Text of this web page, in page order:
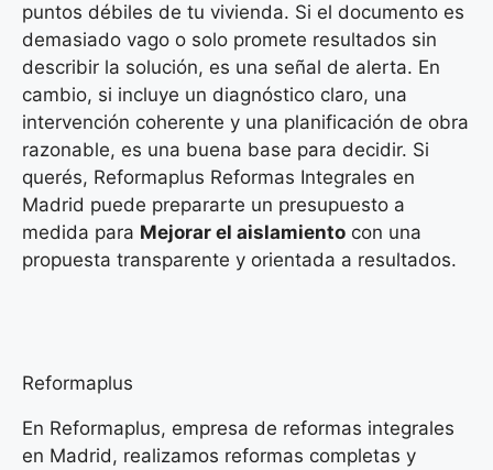
puntos débiles de tu vivienda. Si el documento es
demasiado vago o solo promete resultados sin
describir la solución, es una señal de alerta. En
cambio, si incluye un diagnóstico claro, una
intervención coherente y una planificación de obra
razonable, es una buena base para decidir. Si
querés, Reformaplus Reformas Integrales en
Madrid puede prepararte un presupuesto a
medida para Mejorar el aislamiento con una
propuesta transparente y orientada a resultados.
Reformaplus
En Reformaplus, empresa de reformas integrales
en Madrid, realizamos reformas completas y